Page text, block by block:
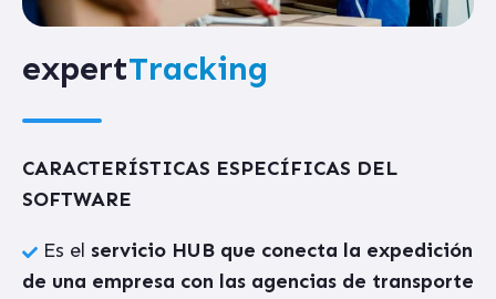
expertTracking
CARACTERÍSTICAS ESPECÍFICAS DEL
SOFTWARE
Es el servicio HUB que conecta la expedición
de una empresa con las agencias de transporte